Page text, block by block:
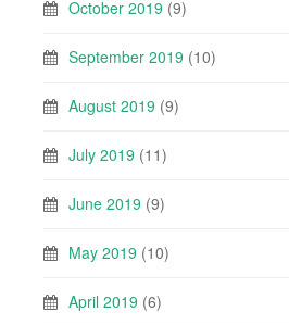
October 2019 (9)
September 2019 (10)
August 2019 (9)
July 2019 (11)
June 2019 (9)
May 2019 (10)
April 2019 (6)